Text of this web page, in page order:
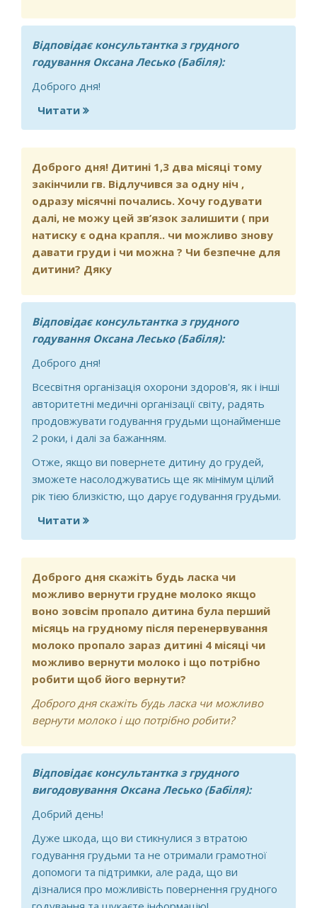
Відповідає консультантка з грудного
годування Оксана Лесько (Бабіля):
Доброго дня!
Читати про Доброї ночі. Підскажіть як
наладити гв,якщо був перерив один
тиждень. Дитині 7,5 місяців
Доброго дня! Дитині 1,3 два місяці тому
закінчили гв. Відлучився за одну ніч ,
одразу місячні почались. Хочу годувати
далі, не можу цей зв’язок залишити ( при
натиску є одна крапля.. чи можливо знову
давати груди і чи можна ? Чи безпечне для
дитини? Дяку
Відповідає консультантка з грудного
годування Оксана Лесько (Бабіля):
Доброго дня!
Всесвітня організація охорони здоров'я, як і інші
авторитетні медичні організації світу, радять
продовжувати годування грудьми щонайменше
2 роки, і далі за бажанням.
Отже, якщо ви повернете дитину до грудей,
зможете насолоджуватись ще як мінімум цілий
рік тією близкістю, що дарує годування грудьми.
Читати про Доброго дня! Дитині 1,3 два місяці
тому закінчили гв. Відлучився за одну
ніч , одразу місячні почались. Хочу
годувати далі, не можу цей зв’язок
крапля.. чи можливо знову давати
груди і чи можна ? Чи безпечне для
Доброго дня скажіть будь ласка чи
можливо вернути грудне молоко якщо
воно зовсім пропало дитина була перший
місяць на грудному після перенервування
молоко пропало зараз дитині 4 місяці чи
можливо вернути молоко і що потрібно
робити щоб його вернути?
Доброго дня скажіть будь ласка чи можливо
вернути молоко і що потрібно робити?
Відповідає консультантка з грудного
вигодовування Оксана Лесько (Бабіля):
Добрий день!
Дуже шкода, що ви стикнулися з втратою
годування грудьми та не отримали грамотної
допомоги та підтримки, але рада, що ви
дізналися про можливість повернення грудного